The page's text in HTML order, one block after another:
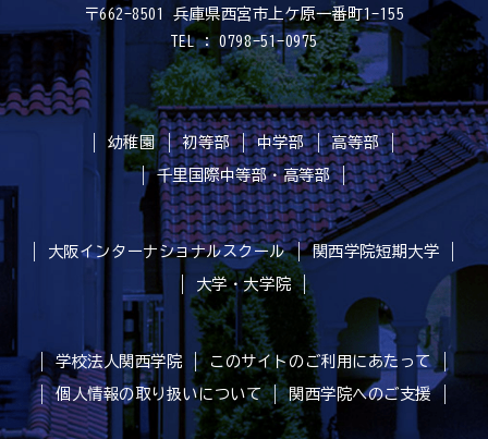
〒662-8501 兵庫県西宮市上ケ原一番町1-155
TEL : 0798-51-0975
幼稚園 初等部 中学部
高等部
千里国際中等部・高等部
大阪インターナショナルスクール
関西学院短期大学
大学・大学院
学校法人関西学院
このサイトのご利用にあたって
個人情報の取り扱いについて
関西学院へのご支援